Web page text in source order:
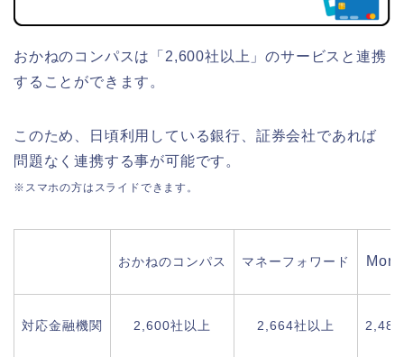
おかねのコンパスは「2,600社以上」のサービスと連携
することができます。
このため、日頃利用している銀行、証券会社であれば
問題なく連携する事が可能です。
※スマホの方はスライドできます。
おかねのコンパス マネーフォワード
対応金融機関 2,600社以上 2,664社以上 2,482